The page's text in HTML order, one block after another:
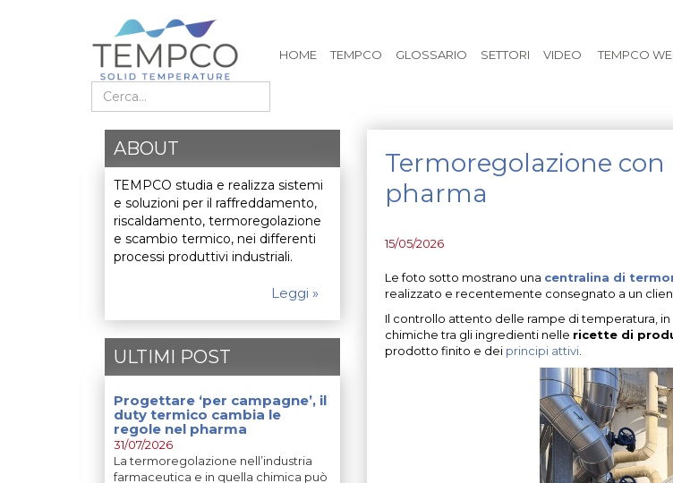
HOME TEMPCO GLOSSARIO SETTORI VIDEO TEMPCO
Cerca nel sito
Termoregolazione
pharma
15/05/2026
Le foto sotto mostrano una centralina di
realizzato e recentemente consegnato a un
Il controllo attento delle rampe di temperatura,
chimiche tra gli ingredienti nelle ricette di
prodotto finito e dei principi attivi.
ABOUT
TEMPCO studia e realizza sistemi
e soluzioni per il raffreddamento,
riscaldamento, termoregolazione
e scambio termico, nei differenti
processi produttivi industriali.
Leggi »
ULTIMI POST
Progettare ‘per campagne’, il
duty termico cambia le
regole nel pharma
31/07/2026
La termoregolazione nell’industria
farmaceutica e in quella chimica può